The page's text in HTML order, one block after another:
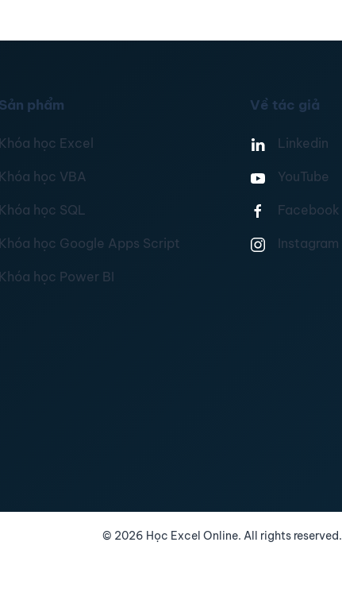
Sản phẩm
Khóa học Excel
Khóa học VBA
Khóa học SQL
Khóa học Google Apps Script
Khóa học Power BI
Về tác giả
Linkedin
YouTube
Facebook
Instagram
© 2026 Học Excel Online. All rights reserved.